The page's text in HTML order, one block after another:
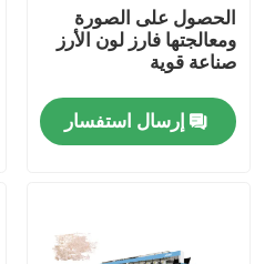
مراقبة الجودة
اتصل بنا
الحصول على الصورة
ومعالجتها فارز لون الأرز
صناعة قوية
إرسال استفسار